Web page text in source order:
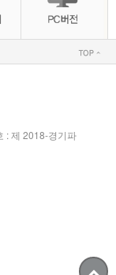
: 제 2018-경기파